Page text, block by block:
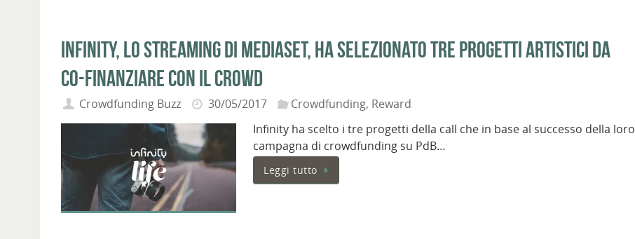
Infinity, lo streaming di Mediaset, ha selezionato tre progetti artistici da
co-finanziare con il crowd
Crowdfunding Buzz 30/05/2017 Crowdfunding, Reward
Infinity ha scelto i tre progetti della call che in base al successo della loro
campagna di crowdfunding su PdB…
Leggi tutto